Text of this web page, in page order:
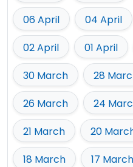
06 April
04 April
02 April
01 April
30 March
28
26 March
24
21 March
20
18 March
17 March